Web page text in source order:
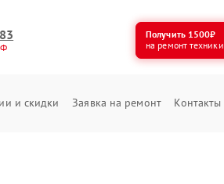
Получить 1500₽
на ремонт техники
и скидки Заявка на ремонт Контакты